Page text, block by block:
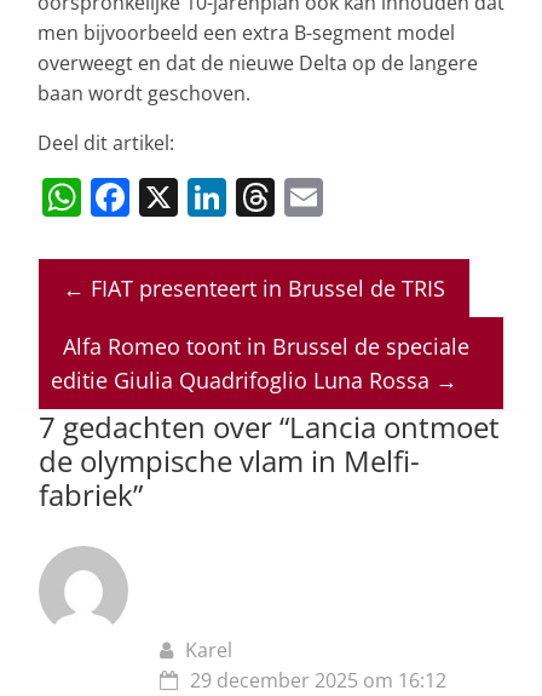
men bijvoorbeeld een extra B-segment model
overweegt en dat de nieuwe Delta op de langere
baan wordt geschoven.
Deel dit artikel:
W
at
s
A
p
p
F
c
e
b
o
o
k
X Li
k
e
dI
n
T
re
a
d
s
ai
l
← FIAT presenteert in Brussel de TRIS
Alfa Romeo toont in Brussel de speciale
editie Giulia Quadrifoglio Luna Rossa →
7 gedachten over “Lancia ontmoet
de olympische vlam in Melfi-
fabriek”
Karel
29 december 2025 om 16:12